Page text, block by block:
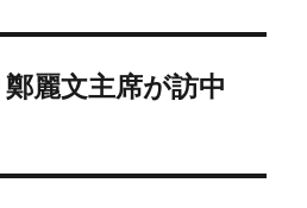
麗文主席が訪中